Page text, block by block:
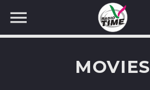
MOVIES